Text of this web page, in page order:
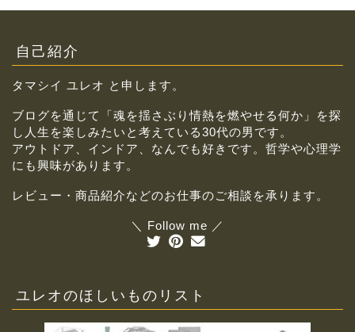
自己紹介
タマシイ ユレオ と申します。
ブログを通じて「魂を揺さぶり情熱を燃やせる何か」を探
し人生を楽しみたいと考えている30代の男です。
アウトドア、インドア、なんでも好きです。哲学や心理学
にも興味があります。
レビュー・商品紹介などのお仕事のご相談を承ります。
＼ Follow me ／
ユレオのほしいものリスト